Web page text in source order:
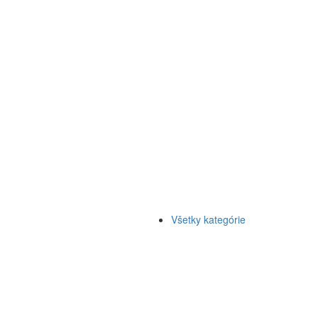
Všetky kategórie